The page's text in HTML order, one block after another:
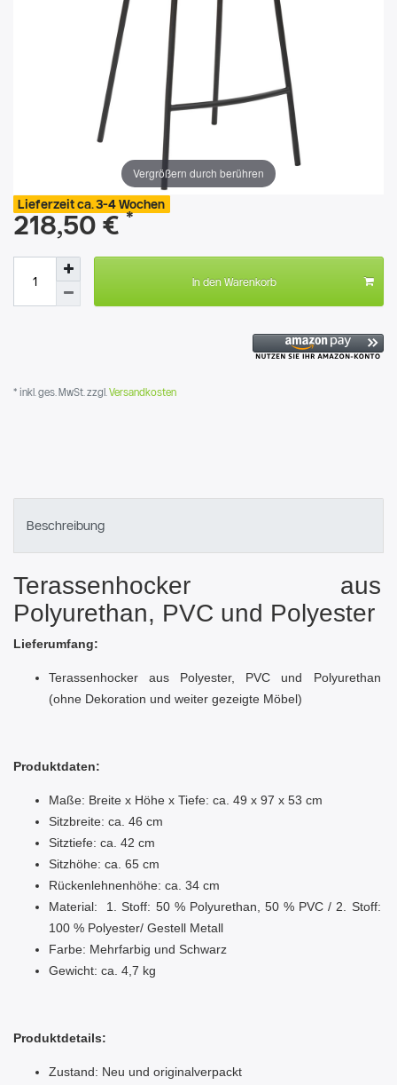
Vergrößern durch berühren
Lieferzeit ca. 3-4 Wochen
218,50 € *
In den Warenkorb
* inkl. ges. MwSt. zzgl. Versandkosten
Beschreibung
Terassenhocker aus
Polyurethan, PVC und Polyester
Lieferumfang:
Terassenhocker aus Polyester, PVC und Polyurethan
(ohne Dekoration und weiter gezeigte Möbel)
Produktdaten:
Maße: Breite x Höhe x Tiefe: ca. 49 x 97 x 53 cm
Sitzbreite: ca. 46 cm
Sitztiefe: ca. 42 cm
Sitzhöhe: ca. 65 cm
Rückenlehnenhöhe: ca. 34 cm
Material: 1. Stoff: 50 % Polyurethan, 50 % PVC / 2. Stoff:
100 % Polyester/ Gestell Metall
Farbe: Mehrfarbig und Schwarz
Gewicht: ca. 4,7 kg
Produktdetails:
Zustand: Neu und originalverpackt